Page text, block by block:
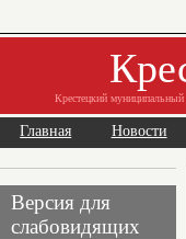
Крестецкий
Главная Новости
Версия для
слабовидящих